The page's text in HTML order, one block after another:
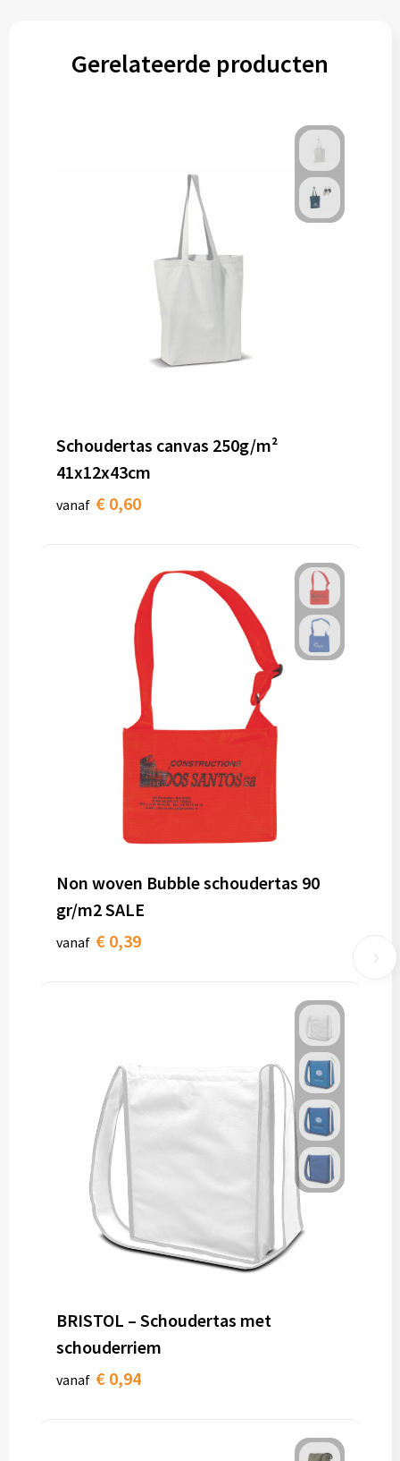
Gerelateerde producten
Schoudertas canvas 250g/m²
41x12x43cm
vanaf € 0,60
Non woven Bubble schoudertas 90
gr/m2 SALE
vanaf € 0,39
BRISTOL – Schoudertas met
schouderriem
vanaf € 0,94